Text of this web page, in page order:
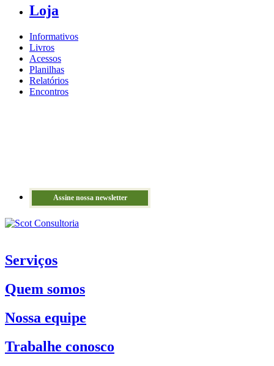
Loja
Informativos
Livros
Acessos
Planilhas
Relatórios
Encontros
Assine nossa newsletter
Serviços
Quem somos
Nossa equipe
Trabalhe conosco